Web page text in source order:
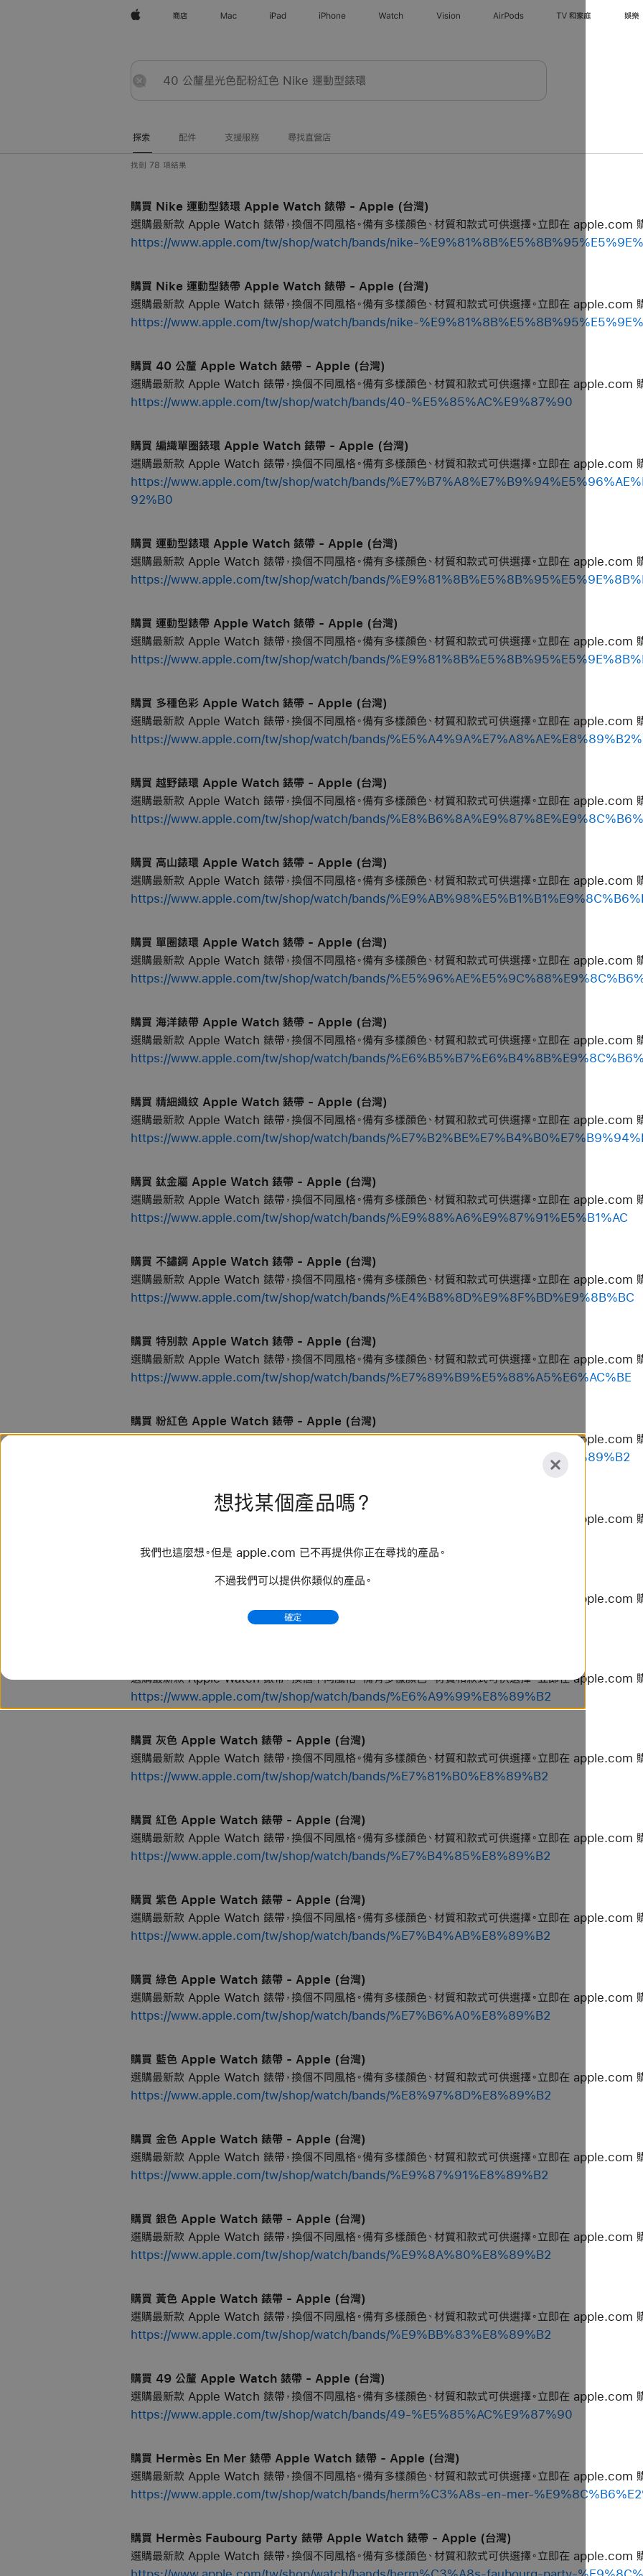
Apple商店 Mac iPad iPhone Watch Vision AirPods TV 和家庭 娛樂
提
重
探索 配件 支援服務 尋找直營店
找到 78 項結果
購買 Nike 運動型錶環 Apple Watch 錶帶 - Apple (台灣)
選購最新款 Apple Watch 錶帶，換個不同風格。備有多樣顏色、材質和款式可供選擇。立即在 apple.com
https://www.apple.com/tw/shop/watch/bands/nike-
購買 Nike 運動型錶帶 Apple Watch 錶帶 - Apple (台灣)
選購最新款 Apple Watch 錶帶，換個不同風格。備有多樣顏色、材質和款式可供選擇。立即在 apple.com
https://www.apple.com/tw/shop/watch/bands/nike-
購買 40 公釐 Apple Watch 錶帶 - Apple (台灣)
選購最新款 Apple Watch 錶帶，換個不同風格。備有多樣顏色、材質和款式可供選擇。立即在 apple.com
https://www.apple.com/tw/shop/watch/bands/40-%E5%85%AC%E9%87%90
購買 編織單圈錶環 Apple Watch 錶帶 - Apple (台灣)
選購最新款 Apple Watch 錶帶，換個不同風格。備有多樣顏色、材質和款式可供選擇。立即在 apple.com
https://www.apple.com/tw/shop/watch/bands/
92%B0
購買 運動型錶環 Apple Watch 錶帶 - Apple (台灣)
選購最新款 Apple Watch 錶帶，換個不同風格。備有多樣顏色、材質和款式可供選擇。立即在 apple.com
https://www.apple.com/tw/shop/watch/bands/
購買 運動型錶帶 Apple Watch 錶帶 - Apple (台灣)
選購最新款 Apple Watch 錶帶，換個不同風格。備有多樣顏色、材質和款式可供選擇。立即在 apple.com
https://www.apple.com/tw/shop/watch/bands/
購買 多種色彩 Apple Watch 錶帶 - Apple (台灣)
選購最新款 Apple Watch 錶帶，換個不同風格。備有多樣顏色、材質和款式可供選擇。立即在 apple.com
https://www.apple.com/tw/shop/watch/bands/
購買 越野錶環 Apple Watch 錶帶 - Apple (台灣)
選購最新款 Apple Watch 錶帶，換個不同風格。備有多樣顏色、材質和款式可供選擇。立即在 apple.com
https://www.apple.com/tw/shop/watch/bands/
購買 高山錶環 Apple Watch 錶帶 - Apple (台灣)
選購最新款 Apple Watch 錶帶，換個不同風格。備有多樣顏色、材質和款式可供選擇。立即在 apple.com
https://www.apple.com/tw/shop/watch/bands/
購買 單圈錶環 Apple Watch 錶帶 - Apple (台灣)
選購最新款 Apple Watch 錶帶，換個不同風格。備有多樣顏色、材質和款式可供選擇。立即在 apple.com
https://www.apple.com/tw/shop/watch/bands/
購買 海洋錶帶 Apple Watch 錶帶 - Apple (台灣)
選購最新款 Apple Watch 錶帶，換個不同風格。備有多樣顏色、材質和款式可供選擇。立即在 apple.com
https://www.apple.com/tw/shop/watch/bands/
購買 精細織紋 Apple Watch 錶帶 - Apple (台灣)
選購最新款 Apple Watch 錶帶，換個不同風格。備有多樣顏色、材質和款式可供選擇。立即在 apple.com
https://www.apple.com/tw/shop/watch/bands/
購買 鈦金屬 Apple Watch 錶帶 - Apple (台灣)
選購最新款 Apple Watch 錶帶，換個不同風格。備有多樣顏色、材質和款式可供選擇。立即在 apple.com
https://www.apple.com/tw/shop/watch/bands/%E9%88%A6%E9%87%91%E5%B1%AC
購買 不鏽鋼 Apple Watch 錶帶 - Apple (台灣)
選購最新款 Apple Watch 錶帶，換個不同風格。備有多樣顏色、材質和款式可供選擇。立即在 apple.com
https://www.apple.com/tw/shop/watch/bands/%E4%B8%8D%E9%8F%BD%E9%8B%BC
購買 特別款 Apple Watch 錶帶 - Apple (台灣)
選購最新款 Apple Watch 錶帶，換個不同風格。備有多樣顏色、材質和款式可供選擇。立即在 apple.com
https://www.apple.com/tw/shop/watch/bands/%E7%89%B9%E5%88%A5%E6%AC%BE
購買 粉紅色 Apple Watch 錶帶 - Apple (台灣)
選購最新款 Apple Watch 錶帶，換個不同風格。備有多樣顏色、材質和款式可供選擇。立即在 apple.com
https://www.apple.com/tw/shop/watch/bands/%E7%B2%89%E7%B4%85%E8%89%B2
購買 白色 Apple Watch 錶帶 - Apple (台灣)
選購最新款 Apple Watch 錶帶，換個不同風格。備有多樣顏色、材質和款式可供選擇。立即在 apple.com
購買 棕色 Apple Watch 錶帶 - Apple (台灣)
選購最新款 Apple Watch 錶帶，換個不同風格。備有多樣顏色、材質和款式可供選擇。立即在 apple.com
https://www.apple.com/tw/shop/watch/bands/%E6%A3%95%E8%89%B2
選購最新款 Apple Watch 錶帶，換個不同風格。備有多樣顏色、材質和款式可供選擇。立即在 apple.com
https://www.apple.com/tw/shop/watch/bands/%E6%A9%99%E8%89%B2
購買 灰色 Apple Watch 錶帶 - Apple (台灣)
選購最新款 Apple Watch 錶帶，換個不同風格。備有多樣顏色、材質和款式可供選擇。立即在 apple.com
https://www.apple.com/tw/shop/watch/bands/%E7%81%B0%E8%89%B2
購買 紅色 Apple Watch 錶帶 - Apple (台灣)
選購最新款 Apple Watch 錶帶，換個不同風格。備有多樣顏色、材質和款式可供選擇。立即在 apple.com
https://www.apple.com/tw/shop/watch/bands/%E7%B4%85%E8%89%B2
購買 紫色 Apple Watch 錶帶 - Apple (台灣)
選購最新款 Apple Watch 錶帶，換個不同風格。備有多樣顏色、材質和款式可供選擇。立即在 apple.com
https://www.apple.com/tw/shop/watch/bands/%E7%B4%AB%E8%89%B2
購買 綠色 Apple Watch 錶帶 - Apple (台灣)
選購最新款 Apple Watch 錶帶，換個不同風格。備有多樣顏色、材質和款式可供選擇。立即在 apple.com
https://www.apple.com/tw/shop/watch/bands/%E7%B6%A0%E8%89%B2
購買 藍色 Apple Watch 錶帶 - Apple (台灣)
選購最新款 Apple Watch 錶帶，換個不同風格。備有多樣顏色、材質和款式可供選擇。立即在 apple.com
https://www.apple.com/tw/shop/watch/bands/%E8%97%8D%E8%89%B2
購買 金色 Apple Watch 錶帶 - Apple (台灣)
選購最新款 Apple Watch 錶帶，換個不同風格。備有多樣顏色、材質和款式可供選擇。立即在 apple.com
https://www.apple.com/tw/shop/watch/bands/%E9%87%91%E8%89%B2
購買 銀色 Apple Watch 錶帶 - Apple (台灣)
選購最新款 Apple Watch 錶帶，換個不同風格。備有多樣顏色、材質和款式可供選擇。立即在 apple.com
https://www.apple.com/tw/shop/watch/bands/%E9%8A%80%E8%89%B2
購買 黃色 Apple Watch 錶帶 - Apple (台灣)
選購最新款 Apple Watch 錶帶，換個不同風格。備有多樣顏色、材質和款式可供選擇。立即在 apple.com
https://www.apple.com/tw/shop/watch/bands/%E9%BB%83%E8%89%B2
購買 49 公釐 Apple Watch 錶帶 - Apple (台灣)
選購最新款 Apple Watch 錶帶，換個不同風格。備有多樣顏色、材質和款式可供選擇。立即在 apple.com
https://www.apple.com/tw/shop/watch/bands/49-%E5%85%AC%E9%87%90
購買 Hermès En Mer 錶‍帶 Apple Watch 錶帶 - Apple (台灣)
選購最新款 Apple Watch 錶帶，換個不同風格。備有多樣顏色、材質和款式可供選擇。立即在 apple.com
https://www.apple.com/tw/shop/watch/bands/herm%C3%A8s-en-mer-
購買 Hermès Faubourg Party 錶帶 Apple Watch 錶帶 - Apple (台灣)
選購最新款 Apple Watch 錶帶，換個不同風格。備有多樣顏色、材質和款式可供選擇。立即在 apple.com
https://www.apple.com/tw/shop/watch/bands/herm%C3%A8s-faubourg-party-
想找某個產品嗎？
我們也這麼想。但是 apple.com 已不再提供你正在尋找的產品。
不過我們可以提供你類似的產品。
確定